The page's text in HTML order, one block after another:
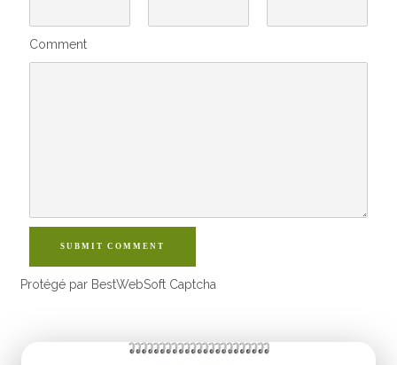
Comment
SUBMIT COMMENT
Protégé par BestWebSoft Captcha